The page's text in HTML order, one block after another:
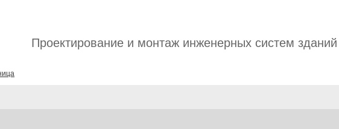
Проектирование и монтаж инженерных систем зданий